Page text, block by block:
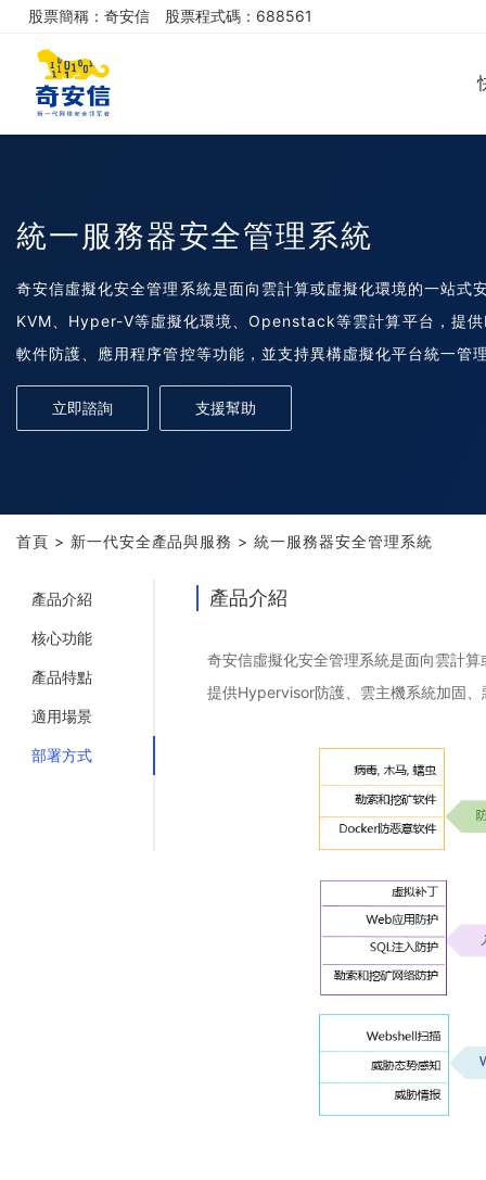
股票簡稱：奇安信 股票程式碼：688561
統一服務器安全管理系統
奇安信虛擬化安全管理系統是面向雲計算或虛擬化環境的一站
KVM、Hyper-V等虛擬化環境、Openstack等雲計算平台，提
軟件防護、應用程序管控等功能，並支持異構虛擬化平台統一管
航。
立即諮詢
支援幫助
首頁 > 新一代安全產品與服務 > 統一服務器安全管理系統
產品介紹
奇安信虛擬化安全管理系統是面向雲計
提供Hypervisor防護、雲主機系統加固
產品介紹
核心功能
產品特點
適用場景
部署方式